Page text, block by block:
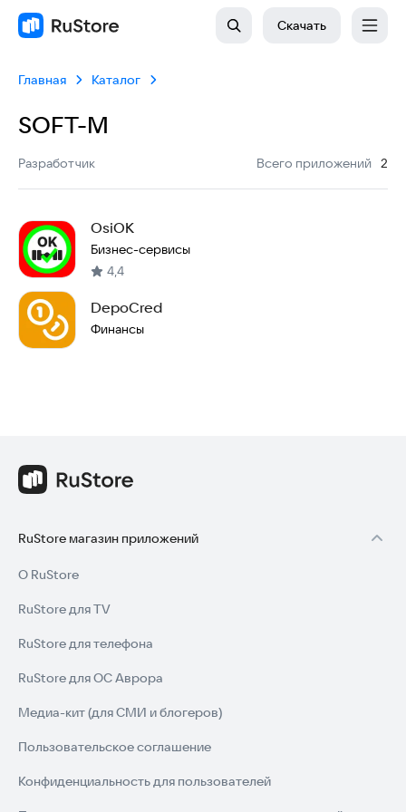
Скачать
Главная Каталог
SOFT-М
Разработчик Всего приложений
: 2
OsiOK
Бизнес-сервисы
4,4
DepoCred
Финансы
RuStore магазин приложений
О RuStore
RuStore для TV
RuStore для телефона
RuStore для ОС Аврора
Медиа-кит (для СМИ и блогеров)
Пользовательское соглашение
Конфиденциальность для пользователей